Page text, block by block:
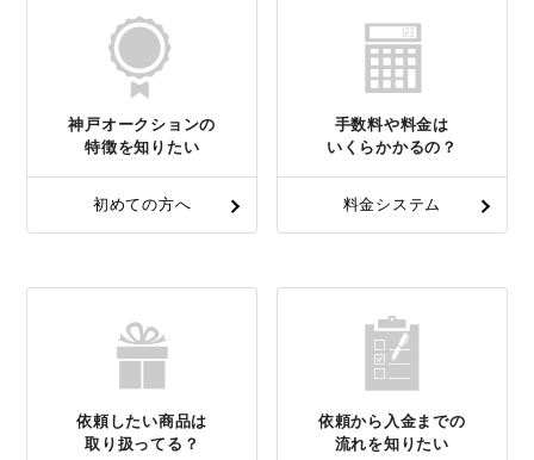
神戸オークションの
特徴を知りたい
初めての方へ
手数料や料金は
いくらかかるの？
料金システム
依頼したい商品は
取り扱ってる？
依頼から入金までの
流れを知りたい